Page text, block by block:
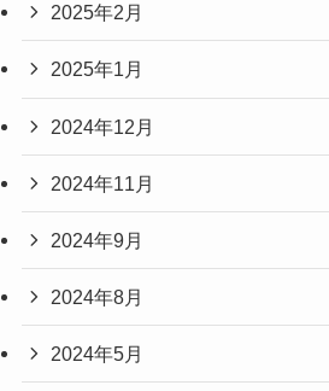
2025年2月
2025年1月
2024年12月
2024年11月
2024年9月
2024年8月
2024年5月